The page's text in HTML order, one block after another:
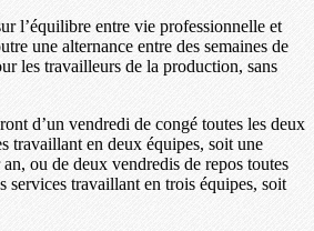
l’équilibre entre vie professionnelle et
une alternance entre des semaines de
les travailleurs de la production, sans
d’un vendredi de congé toutes les deux
travaillant en deux équipes, soit une
ou de deux vendredis de repos toutes
services travaillant en trois équipes, soit